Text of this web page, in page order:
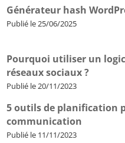
Générateur hash
Publié le 25/06/2025
Pourquoi utiliser un
réseaux sociaux ?
Publié le 20/11/2023
5 outils de planification
communication
Publié le 11/11/2023